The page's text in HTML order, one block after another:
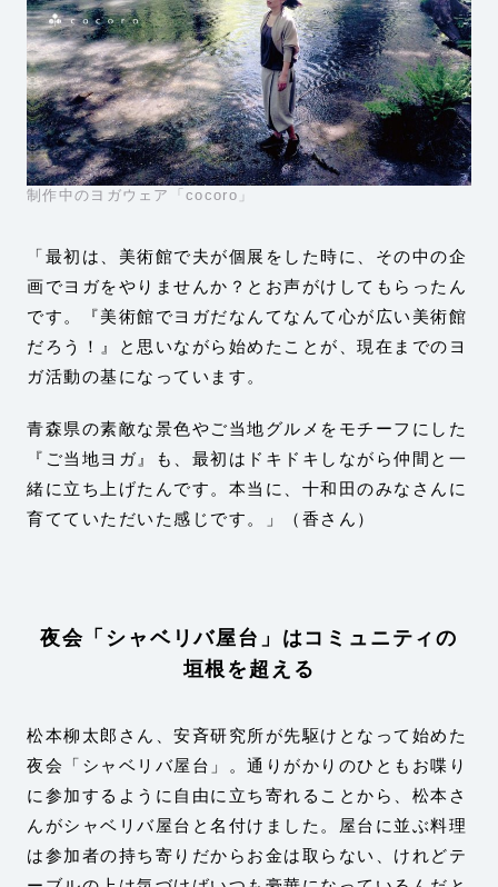
制作中のヨガウェア「cocoro」
「最初は、美術館で夫が個展をした時に、その中の企
画でヨガをやりませんか？とお声がけしてもらったん
です。『美術館でヨガだなんてなんて心が広い美術館
だろう！』と思いながら始めたことが、現在までのヨ
ガ活動の基になっています。
青森県の素敵な景色やご当地グルメをモチーフにした
『ご当地ヨガ』も、最初はドキドキしながら仲間と一
緒に立ち上げたんです。本当に、十和田のみなさんに
育てていただいた感じです。」（香さん）
夜会「シャベリバ屋台」はコミュニティの
垣根を超える
松本柳太郎さん、安斉研究所が先駆けとなって始めた
夜会「シャベリバ屋台」。通りがかりのひともお喋り
に参加するように自由に立ち寄れることから、松本さ
んがシャベリバ屋台と名付けました。屋台に並ぶ料理
は参加者の持ち寄りだからお金は取らない、けれどテ